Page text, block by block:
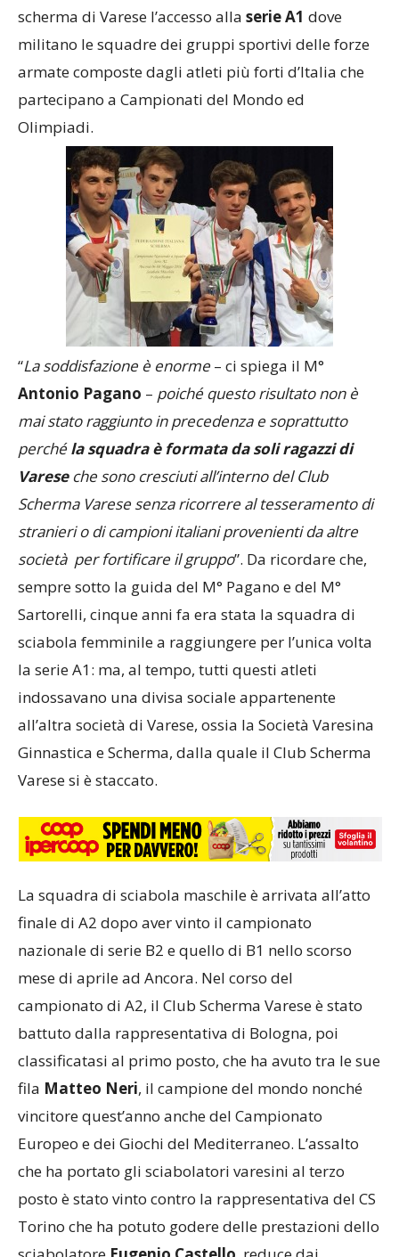
scherma di Varese l’accesso alla serie A1 dove
militano le squadre dei gruppi sportivi delle forze
armate composte dagli atleti più forti d’Italia che
partecipano a Campionati del Mondo ed
Olimpiadi.
“La soddisfazione è enorme – ci spiega il M°
Antonio Pagano – poiché questo risultato non è
mai stato raggiunto in precedenza e soprattutto
perchéla squadra è formata da soli ragazzi di
Vareseche sono cresciuti all’interno del Club
Scherma Varese senza ricorrere al tesseramento di
stranieri o di campioni italiani provenienti da altre
società per fortificare il gruppo”. Da ricordare che,
sempre sotto la guida del M° Pagano e del M°
Sartorelli, cinque anni fa era stata la squadra di
sciabola femminile a raggiungere per l’unica volta
la serie A1: ma, al tempo, tutti questi atleti
indossavano una divisa sociale appartenente
all’altra società di Varese, ossia la Società Varesina
Ginnastica e Scherma, dalla quale il Club Scherma
Varese si è staccato.
La squadra di sciabola maschile è arrivata all’atto
finale di A2 dopo aver vinto il campionato
nazionale di serie B2 e quello di B1 nello scorso
mese di aprile ad Ancora. Nel corso del
campionato di A2, il Club Scherma Varese è stato
battuto dalla rappresentativa di Bologna, poi
classificatasi al primo posto, che ha avuto tra le sue
fila Matteo Neri, il campione del mondo nonché
vincitore quest’anno anche del Campionato
Europeo e dei Giochi del Mediterraneo. L’assalto
che ha portato gli sciabolatori varesini al terzo
posto è stato vinto contro la rappresentativa del CS
Torino che ha potuto godere delle prestazioni dello